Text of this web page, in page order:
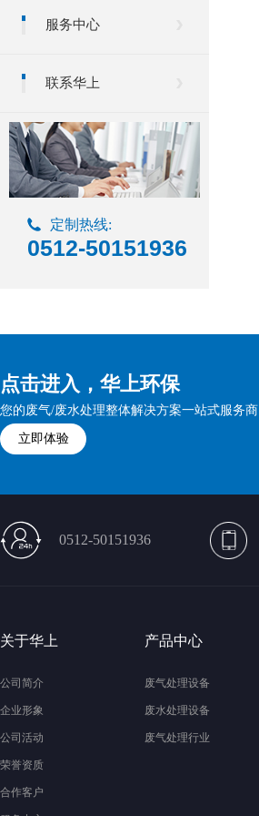
服务中心
联系华上
定制热线:
0512-50151936
点击进入，华上环保
您的废气/废水处理整体解决方案一站式服务商
立即体验
0512-50151936
关于华上
公司简介
企业形象
公司活动
荣誉资质
合作客户
产品中心
废气处理设备
废水处理设备
废气处理行业